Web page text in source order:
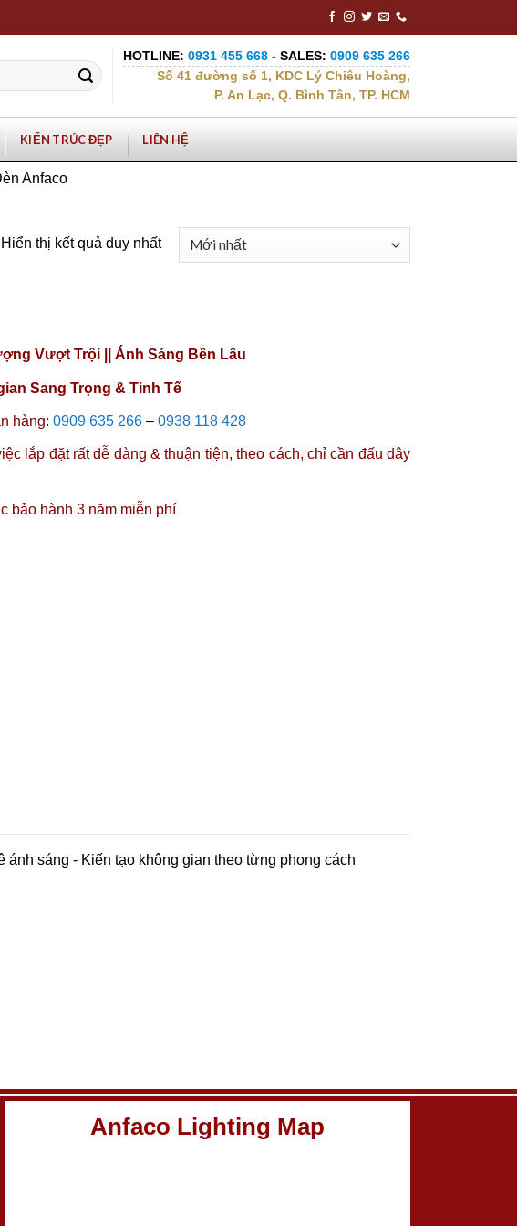
HOTLINE: 0931 455 668 - SALES: 0909 635 266
Số 41 đường số 1, KDC Lý Chiêu Hoàng,
P. An Lạc, Q. Bình Tân, TP. HCM
KIẾN TRÚC ĐẸP LIÊN HỆ
Anfaco
Hiển thị kết quả duy nhất
Vượt Trội || Ánh Sáng Bền Lâu
Sang Trọng & Tinh Tế
hàng: 0909 635 266 – 0938 118 428
lắp đặt rất dễ dàng & thuận tiện, theo cách, chỉ cần đấu dây
bảo hành 3 năm miễn phí
sáng - Kiến tạo không gian theo từng phong cách
Anfaco Lighting Map